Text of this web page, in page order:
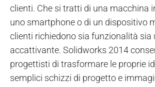
clienti. Che si tratti di una macchina
uno smartphone o di un dispositivo
clienti richiedono sia funzionalità sia
accattivante. Solidworks 2014
progettisti di trasformare le proprie
semplici schizzi di progetto e